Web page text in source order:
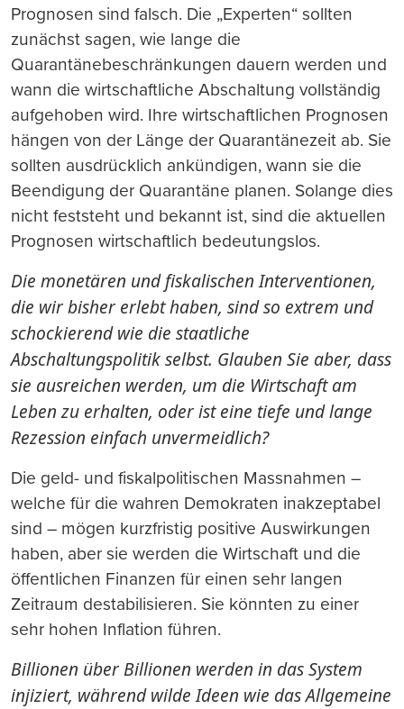
Prognosen sind falsch. Die „Experten“ sollten
zunächst sagen, wie lange die
Quarantänebeschränkungen dauern werden und
wann die wirtschaftliche Abschaltung vollständig
aufgehoben wird. Ihre wirtschaftlichen Prognosen
hängen von der Länge der Quarantänezeit ab. Sie
sollten ausdrücklich ankündigen, wann sie die
Beendigung der Quarantäne planen. Solange dies
nicht feststeht und bekannt ist, sind die aktuellen
Prognosen wirtschaftlich bedeutungslos.
Die monetären und fiskalischen Interventionen,
die wir bisher erlebt haben, sind so extrem und
schockierend wie die staatliche
Abschaltungspolitik selbst. Glauben Sie aber, dass
sie ausreichen werden, um die Wirtschaft am
Leben zu erhalten, oder ist eine tiefe und lange
Rezession einfach unvermeidlich?
Die geld- und fiskalpolitischen Massnahmen –
welche für die wahren Demokraten inakzeptabel
sind – mögen kurzfristig positive Auswirkungen
haben, aber sie werden die Wirtschaft und die
öffentlichen Finanzen für einen sehr langen
Zeitraum destabilisieren. Sie könnten zu einer
sehr hohen Inflation führen.
Billionen über Billionen werden in das System
injiziert, während wilde Ideen wie das Allgemeine